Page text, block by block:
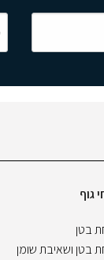
גוף
בטן
בטן ושאיבת שומן